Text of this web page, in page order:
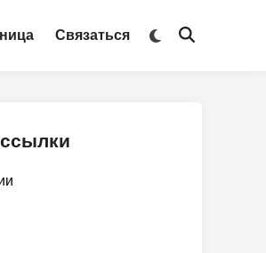
Связаться
Switch
Open